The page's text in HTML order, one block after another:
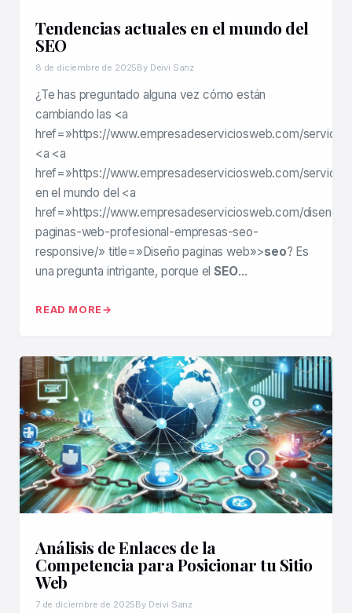
Tendencias actuales en el mundo del
SEO
8 de diciembre de 2025By Deivi Sanz
¿Te has preguntado alguna vez cómo están
cambiando las <a
href=»https://www.empresadeserviciosweb.com/
<a <a
href=»https://www.empresadeserviciosweb.com/
en el mundo del <a
href=»https://www.empresadeserviciosweb.com/diseno-
paginas-web-profesional-empresas-seo-
responsive/» title=»Diseño paginas web»>seo? Es
una pregunta intrigante, porque elSEO…
READ MORE
Análisis de Enlaces de la
Competencia para Posicionar tu Sitio
Web
7 de diciembre de 2025By Deivi Sanz